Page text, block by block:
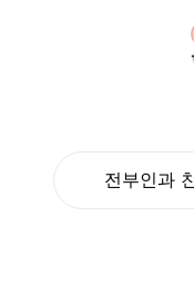
전부인과